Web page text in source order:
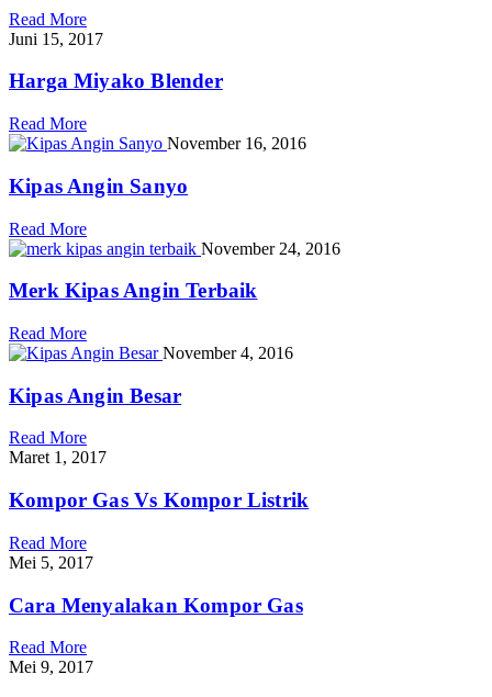
Read More
Juni 15, 2017
Harga Miyako Blender
Read More
November 16, 2016
Kipas Angin Sanyo
Read More
November 24, 2016
Merk Kipas Angin Terbaik
Read More
November 4, 2016
Kipas Angin Besar
Read More
Maret 1, 2017
Kompor Gas Vs Kompor Listrik
Read More
Mei 5, 2017
Cara Menyalakan Kompor Gas
Read More
Mei 9, 2017